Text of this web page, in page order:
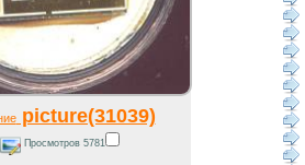
picture(31039)
Просмотров 5781